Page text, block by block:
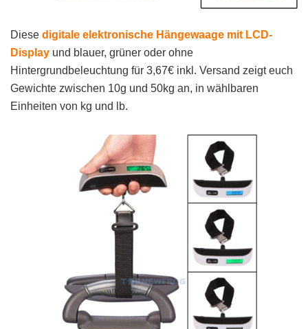
Diese digitale elektronische Hängewaage mit LCD-
Display und blauer, grüner oder ohne
Hintergrundbeleuchtung für 3,67€ inkl. Versand zeigt euch
Gewichte zwischen 10g und 50kg an, in wählbaren
Einheiten von kg und lb.